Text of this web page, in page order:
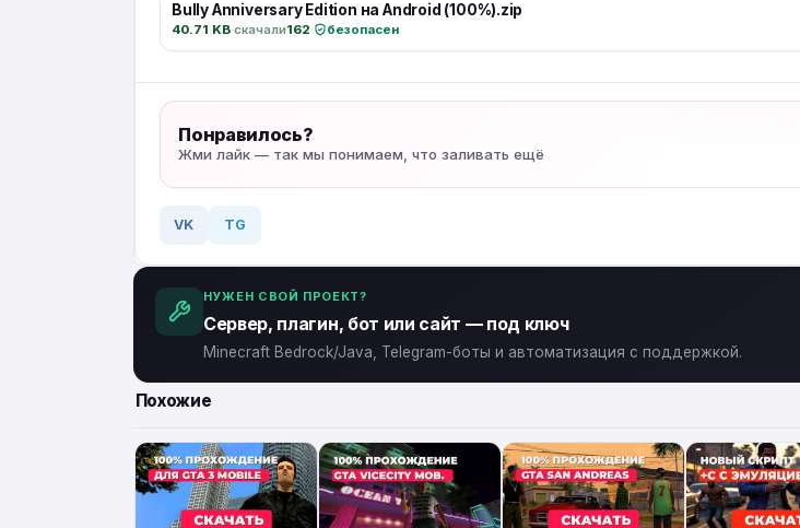
Bully Anniversary Edition на Android (100%).zip
40.71 KB·скачали162· безопасен
Понравилось?
Жми лайк — так мы понимаем, что заливать ещё
VK TG
НУЖЕН СВОЙ ПРОЕКТ?
Сервер, плагин, бот или сайт — под ключ
Minecraft Bedrock/Java, Telegram-боты и автоматизация с поддержкой.
Похожие